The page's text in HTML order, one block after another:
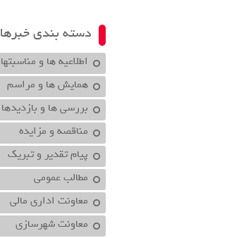
دسته بندی خبرها
اطلاعیه ها و مناسبتها
همایش ها و مراسم
بررسی ها و بازدیدها
مناقصه و مزایده
پیام تقدیر و تبریک
مطالب عمومی
معاونت اداري مالي
معاونت شهرسازي